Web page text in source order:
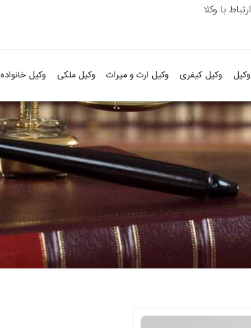
ارتباط با وکلا
وکیل وکیل کیفری وکیل ارث و میراث وکیل ملکی وکیل خانواده